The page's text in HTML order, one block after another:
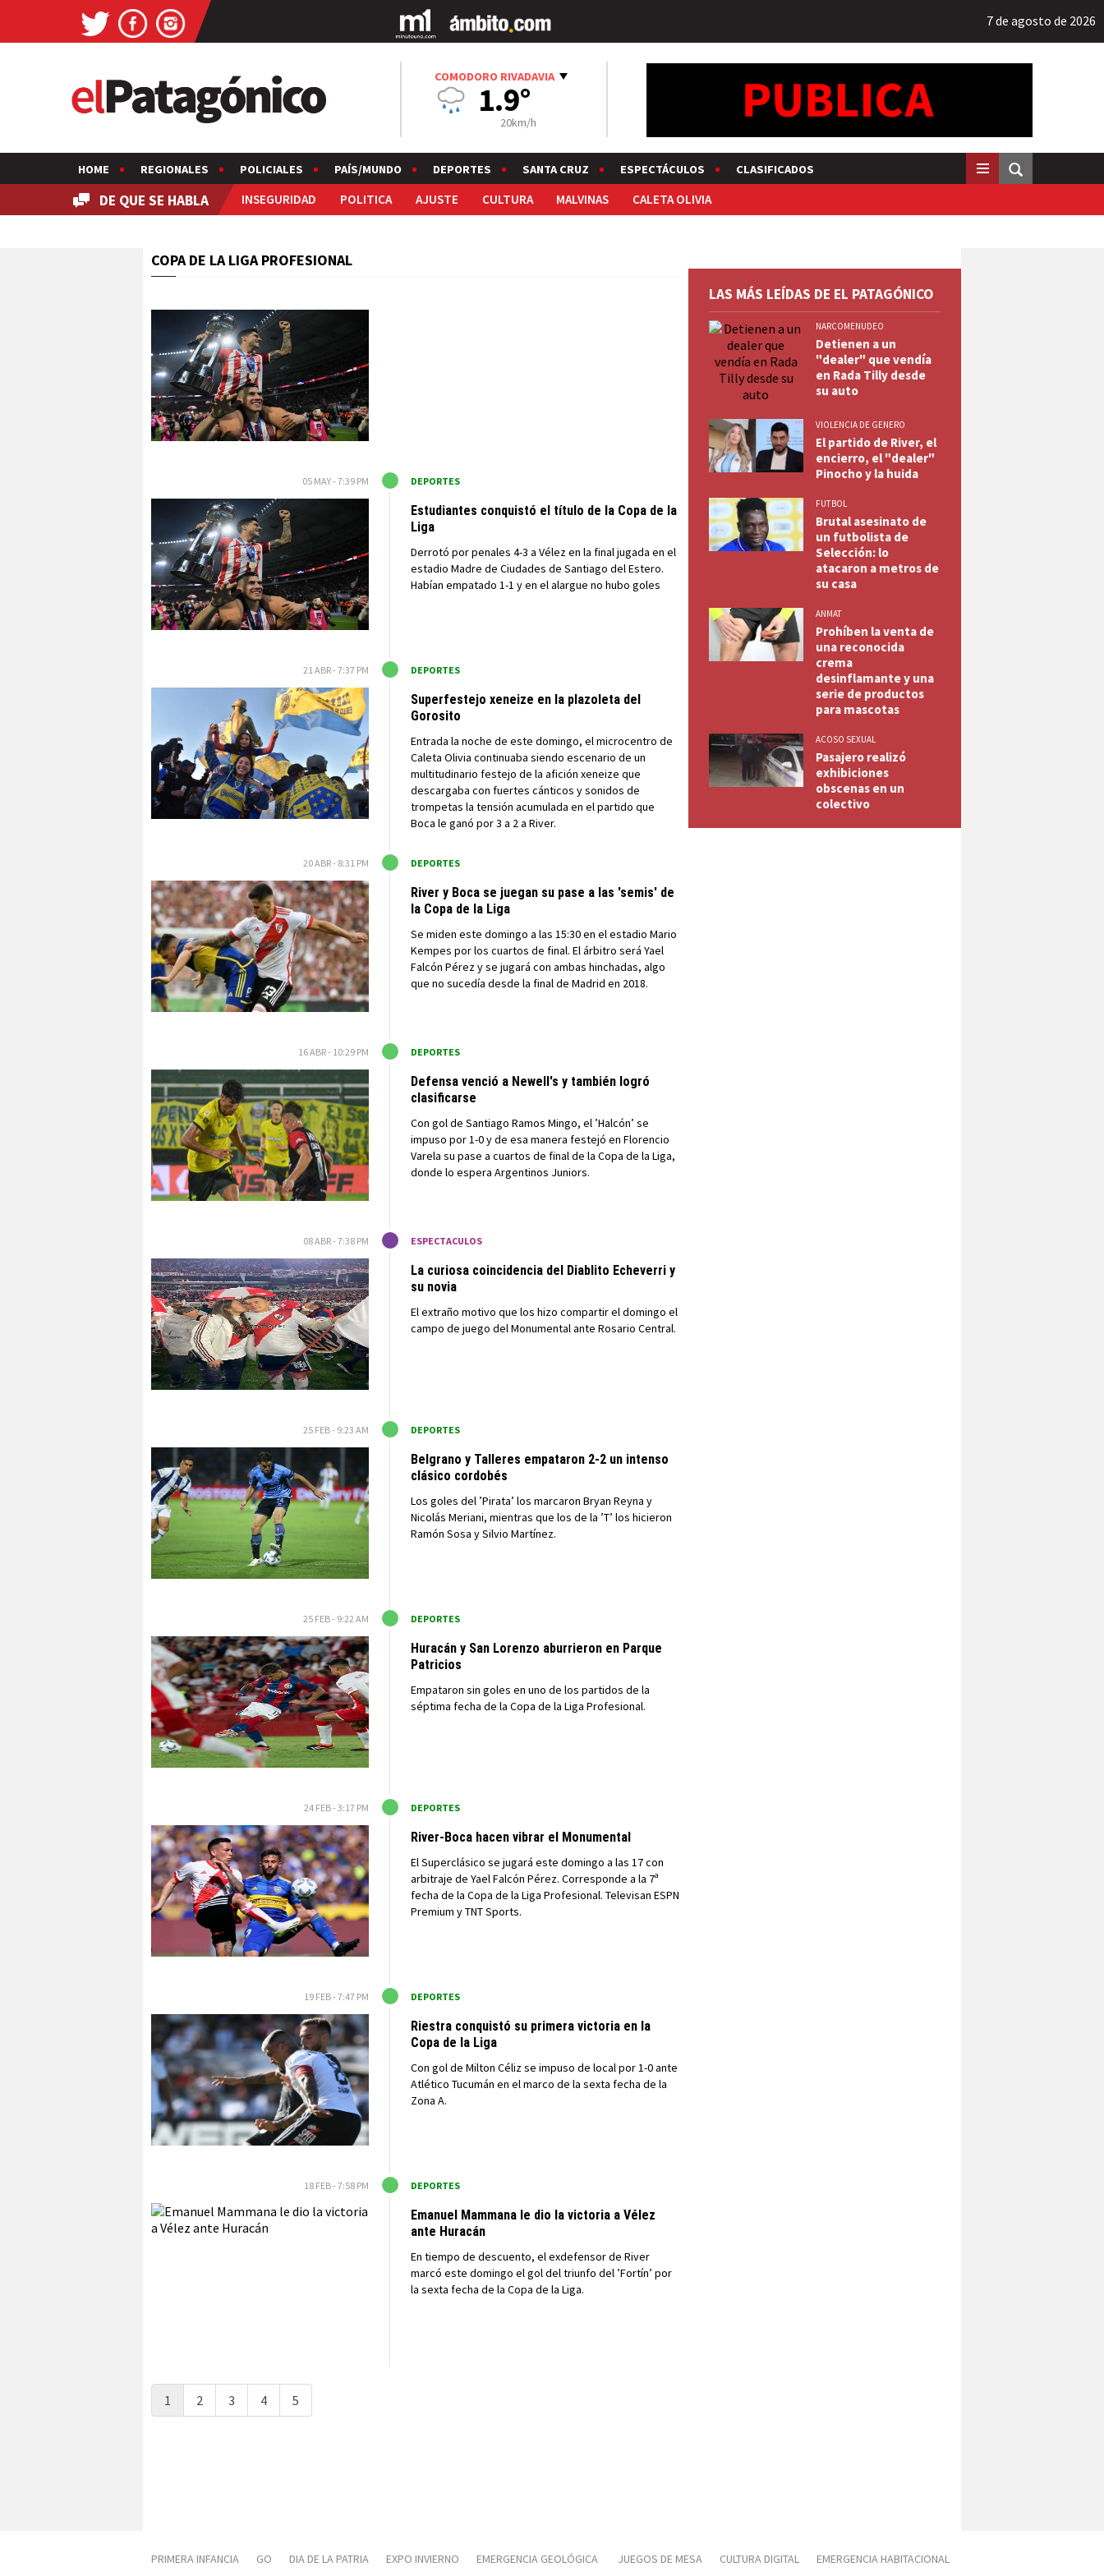
7 de agosto de 2026
COMODORO RIVADAVIA
1.9°
20km/h
HOME REGIONALES POLICIALES PAÍS/MUNDO DEPORTES SANTA CRUZ ESPECTÁCULOS CLASIFICADOS
DE QUE SE HABLA INSEGURIDAD POLITICA AJUSTE CULTURA MALVINAS CALETA OLIVIA
COPA DE LA LIGA PROFESIONAL
05 MAY - 7:39 PM DEPORTES
Estudiantes conquistó el título de la Copa de la
Liga
Derrotó por penales 4-3 a Vélez en la final jugada en el
estadio Madre de Ciudades de Santiago del Estero.
Habían empatado 1-1 y en el alargue no hubo goles
21 ABR - 7:37 PM DEPORTES
Superfestejo xeneize en la plazoleta del
Gorosito
Entrada la noche de este domingo, el microcentro de
Caleta Olivia continuaba siendo escenario de un
multitudinario festejo de la afición xeneize que
descargaba con fuertes cánticos y sonidos de
trompetas la tensión acumulada en el partido que
Boca le ganó por 3 a 2 a River.
20 ABR - 8:31 PM DEPORTES
River y Boca se juegan su pase a las 'semis' de
la Copa de la Liga
Se miden este domingo a las 15:30 en el estadio Mario
Kempes por los cuartos de final. El árbitro será Yael
Falcón Pérez y se jugará con ambas hinchadas, algo
que no sucedía desde la final de Madrid en 2018.
16 ABR - 10:29 PM DEPORTES
Defensa venció a Newell's y también logró
clasificarse
Con gol de Santiago Ramos Mingo, el ’Halcón’ se
impuso por 1-0 y de esa manera festejó en Florencio
Varela su pase a cuartos de final de la Copa de la Liga,
donde lo espera Argentinos Juniors.
08 ABR - 7:38 PM ESPECTACULOS
La curiosa coincidencia del Diablito Echeverri y
su novia
El extraño motivo que los hizo compartir el domingo el
campo de juego del Monumental ante Rosario Central.
25 FEB - 9:23 AM DEPORTES
Belgrano y Talleres empataron 2-2 un intenso
clásico cordobés
Los goles del ’Pirata’ los marcaron Bryan Reyna y
Nicolás Meriani, mientras que los de la ’T’ los hicieron
Ramón Sosa y Silvio Martínez.
25 FEB - 9:22 AM DEPORTES
Huracán y San Lorenzo aburrieron en Parque
Patricios
Empataron sin goles en uno de los partidos de la
séptima fecha de la Copa de la Liga Profesional.
24 FEB - 3:17 PM DEPORTES
River-Boca hacen vibrar el Monumental
El Superclásico se jugará este domingo a las 17 con
arbitraje de Yael Falcón Pérez. Corresponde a la 7ª
fecha de la Copa de la Liga Profesional. Televisan ESPN
Premium y TNT Sports.
19 FEB - 7:47 PM DEPORTES
Riestra conquistó su primera victoria en la
Copa de la Liga
Con gol de Milton Céliz se impuso de local por 1-0 ante
Atlético Tucumán en el marco de la sexta fecha de la
Zona A.
18 FEB - 7:58 PM DEPORTES
Emanuel Mammana le dio la victoria a Vélez
ante Huracán
En tiempo de descuento, el exdefensor de River
marcó este domingo el gol del triunfo del ’Fortín’ por
la sexta fecha de la Copa de la Liga.
1 2 3 4 5
LAS MÁS LEÍDAS DE EL PATAGÓNICO
NARCOMENUDEO
Detienen a un
"dealer" que vendía
en Rada Tilly desde
su auto
VIOLENCIA DE GENERO
El partido de River, el
encierro, el "dealer"
Pinocho y la huida
FUTBOL
Brutal asesinato de
un futbolista de
Selección: lo
atacaron a metros de
su casa
ANMAT
Prohíben la venta de
una reconocida
crema
desinflamante y una
serie de productos
para mascotas
ACOSO SEXUAL
Pasajero realizó
exhibiciones
obscenas en un
colectivo
PRIMERA INFANCIA GO DIA DE LA PATRIA EXPO INVIERNO EMERGENCIA GEOLÓGICA JUEGOS DE MESA CULTURA DIGITAL EMERGENCIA HABITACIONAL